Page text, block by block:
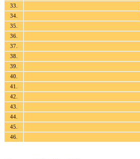
33.
34.
35.
36.
37.
38.
39.
40.
41.
42.
43.
44.
45.
46.